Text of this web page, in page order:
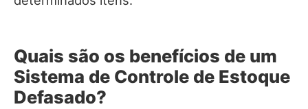
Quais são os benefícios de um
Sistema de Controle de Estoque
Defasado?